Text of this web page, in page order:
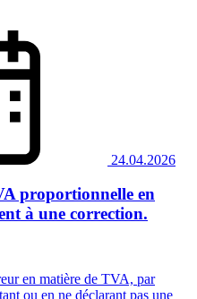
24.04.2026
proportionnelle en
à une correction.
en matière de TVA, par
ou en ne déclarant pas une